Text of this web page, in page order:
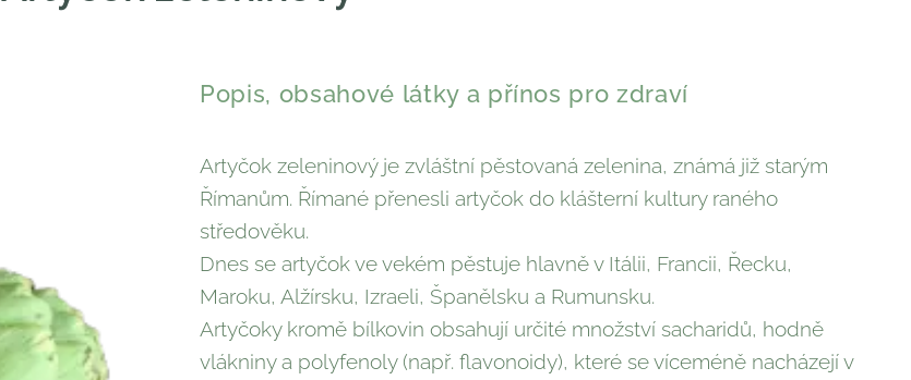
Popis, obsahové látky a přínos pro zdraví
Artyčok zeleninový je zvláštní pěstovaná zelenina, známá již starým
Římanům. Římané přenesli artyčok do klášterní kultury raného
středověku.
Dnes se artyčok ve vekém pěstuje hlavně v Itálii, Francii, Řecku,
Maroku, Alžírsku, Izraeli, Španělsku a Rumunsku.
Artyčoky kromě bílkovin obsahují určité množství sacharidů, hodně
vlákniny a polyfenoly (např. flavonoidy), které se víceméně nacházejí v